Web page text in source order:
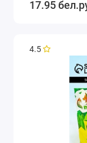
17.95
4.5